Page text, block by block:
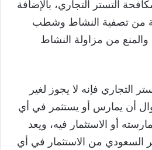
التستر التجاري، بالإضافة
من تصفية النشاط وشطب
من مزاولة النشاط
التجاري فإنه لا يجوز لغير
أن يمارس أو يستثمر في أي
أو الاستثمار فيه، ويعد
السعودي من الاستثمار في أي